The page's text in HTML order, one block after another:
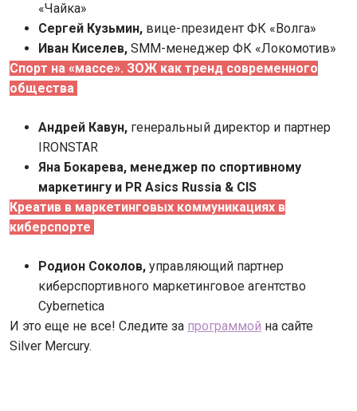
«Чайка»
Сергей Кузьмин, вице-президент ФК «Волга»
Иван Киселев, SMM-менеджер ФК «Локомотив»
Спорт на «массе». ЗОЖ как тренд современного
общества
Андрей Кавун, генеральный директор и партнер
IRONSTAR
Яна Бокарева, менеджер по спортивному
маркетингу и PR Asics Russia & CIS
Креатив в маркетинговых коммуникациях в
киберспорте
Родион Соколов, управляющий партнер
киберспортивного маркетинговое агентство
Cybernetica
И это еще не все! Следите за программой на сайте
Silver Mercury.